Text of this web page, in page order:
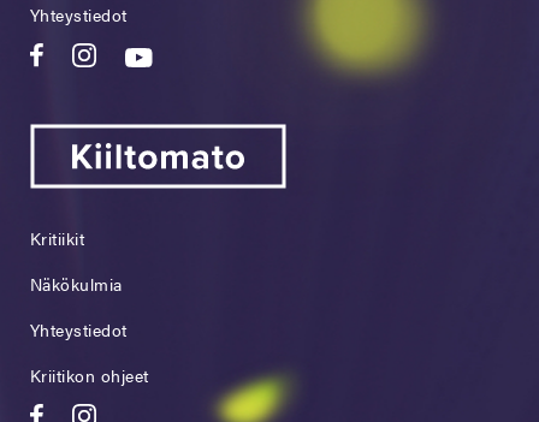
Yhteystiedot
Kritiikit
Näkökulmia
Yhteystiedot
Kriitikon ohjeet